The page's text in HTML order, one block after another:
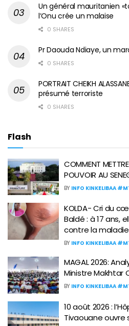
Un général mauritanien
l’Onu crée un malaise
0 SHARES
Pr Daouda Ndiaye, un
0 SHARES
PORTRAIT CHEIKH
présumé terroriste
0 SHARES
Flash
COMMENT
POUVOIR AU
BY INFO KINKELIBAA
KOLDA- Cri du
Baldé : à 17 ans,
contre la maladie
BY INFO KINKELIBAA
MAGAL 2026:
Ministre Makhtar
BY INFO KINKELIBAA
10 août 2026 :
Tivaouane ouvre